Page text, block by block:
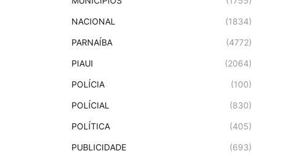
NACIONAL (1834)
PARNAÍBA (4772)
PIAUI (2064)
POLÍCIA (100)
POLÍCIAL (830)
POLÍTICA (405)
PUBLICIDADE (693)